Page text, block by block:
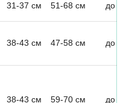
31-37 см 51-68 см до 10
38-43 см 47-58 см до 9
38-43 см 59-70 см до 12